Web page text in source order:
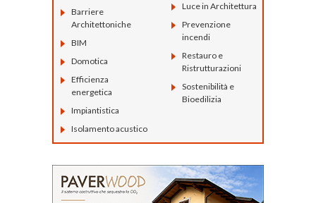
Barriere
Architettoniche
BIM
Domotica
Efficienza
energetica
Impiantistica
Isolamento acustico
Luce in Architettura
Prevenzione
incendi
Restauro e
Ristrutturazioni
Sostenibilità e
Bioedilizia